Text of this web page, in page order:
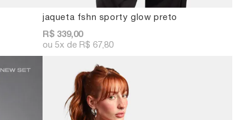
jaqueta fshn sporty glow preto
R$ 339,00
5x R$ 67,80